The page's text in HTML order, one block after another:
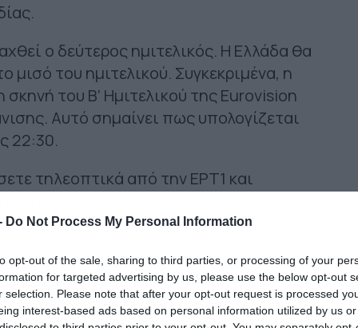
Do Not Process My Personal Information
opt-out of the sale, sharing to third parties, or processing of your
for targeted advertising by us, please use the below opt-out
selection. Please note that after your opt-out request is processed
interest-based ads based on personal information utilized by us
ο δεύτερος ημιτελικός. Η Ελλάδα θα
του ημιτελικού. Συγκεκριμένα, η
του Β’ Ημιτελικού της Eurovision
Αυτό σημαίνει πως υπολογίζεται
22:30.
τηλεοπτικά από την ΕΡΤ1 και
Πρόγραμμα.
«ανάσα» μακριά από την live εμφάνισή
τη χώρα μας, βρίσκεται πολύ
του τραγουδιού «ZARI», που
και έθνικ στοιχεία, συνέθεσαν οι